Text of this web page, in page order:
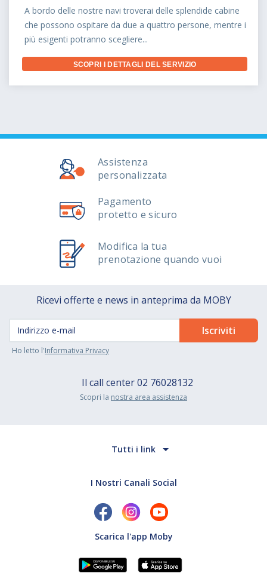
A bordo delle nostre navi troverai delle splendide cabine
che possono ospitare da due a quattro persone, mentre i
più esigenti potranno scegliere...
SCOPRI I DETTAGLI DEL SERVIZIO
Assistenza
personalizzata
Pagamento
protetto e sicuro
Modifica la tua
prenotazione quando vuoi
Ricevi offerte e news in anteprima da MOBY
Ho letto l'Informativa Privacy
Il call center02 76028132
Scopri la nostra area assistenza
Tutti i link
I Nostri Canali Social
Scarica l'app Moby